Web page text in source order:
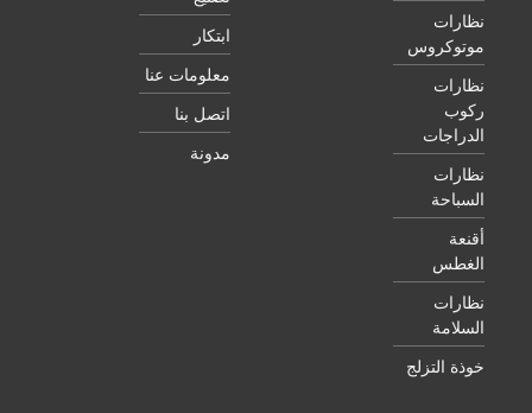
نظارات
موتوكروس
نظارات
ركوب
الدراجات
نظارات
السباحة
أقنعة
الغطس
نظارات
السلامة
خوذة التزلج
ابتكار
معلومات عنا
اتصل بنا
مدونة